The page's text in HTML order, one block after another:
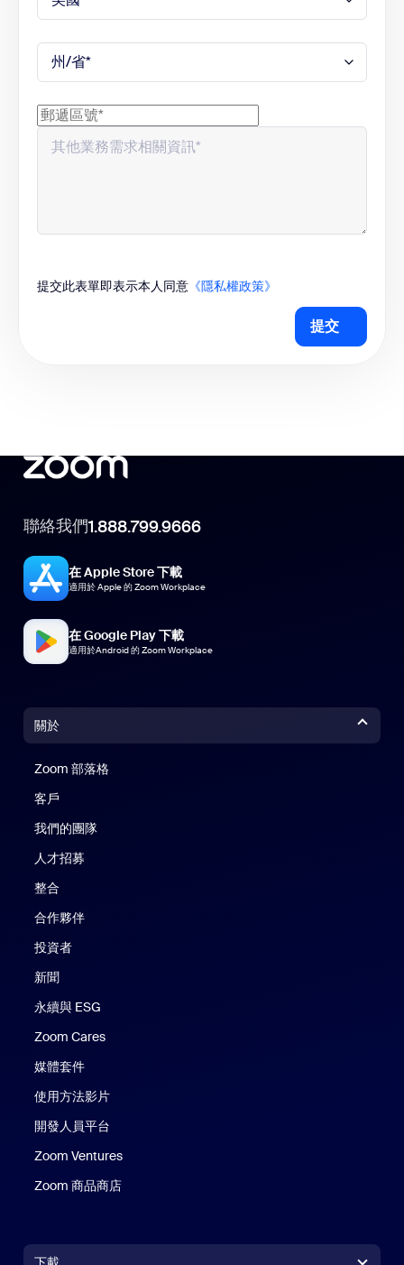
提交此表單即表示本人同意 《隱私權政策》
提交
聯絡我們1.888.799.9666
在 Apple Store 下載
適用於 Apple 的 Zoom Workplace
在 Google Play 下載
適用於Android 的 Zoom Workplace
關於
Zoom 部落格
客戶
我們的團隊
人才招募
整合
合作夥伴
投資者
新聞
永續與 ESG
Zoom Cares
媒體套件
使用方法影片
開發人員平台
Zoom Ventures
Zoom 商品商店